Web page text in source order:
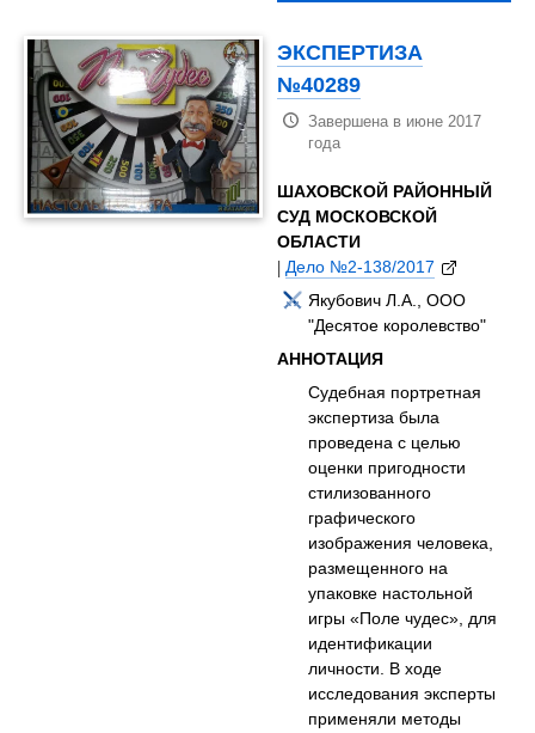
ЭКСПЕРТИЗА
№40289
Завершена в июне 2017
года
ШАХОВСКОЙ РАЙОННЫЙ
СУД МОСКОВСКОЙ
ОБЛАСТИ
|Дело №2-138/2017
Якубович Л.А., ООО
"Десятое королевство"
АННОТАЦИЯ
Судебная портретная
экспертиза была
проведена с целью
оценки пригодности
стилизованного
графического
изображения человека,
размещенного на
упаковке настольной
игры «Поле чудес», для
идентификации
личности. В ходе
исследования эксперты
применяли методы